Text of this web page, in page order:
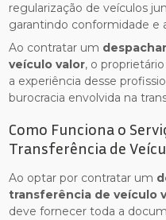
regularização de veículos
garantindo conformidade e
Ao contratar um
veículo valor, o
a experiência desse
burocracia envolvida na
Como Funciona o
Transferência de
Ao optar por contratar um
transferência de veículo
deve fornecer toda a